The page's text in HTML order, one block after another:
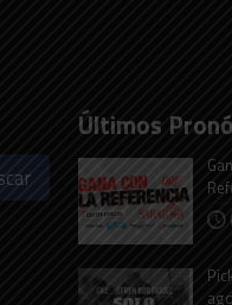
Últimos